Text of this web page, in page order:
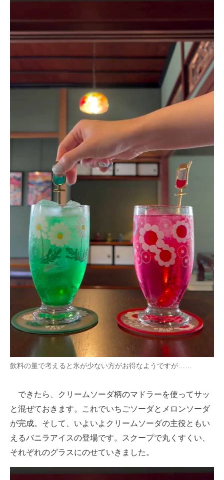
飲料の量で考えると氷が少ない方がお得なようですが……
できたら、クリームソーダ柄のマドラーを使ってサッ
と混ぜておきます。これでいちごソーダとメロンソーダ
が完成。そして、いよいよクリームソーダの主役ともい
えるバニラアイスの登場です。スクープで丸くすくい、
それぞれのグラスにのせていきました。